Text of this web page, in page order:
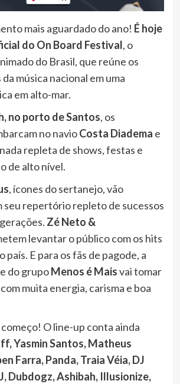
mais aguardado do ano! É hoje
do On Board Festival, o
do Brasil, que reúne os
música nacional em uma
em alto-mar.
no porto de Santos, os
no navioCosta Diadema e
repleta de shows, festas e
de alto nível.
, ícones do sertanejo, vão
seu repertório repleto de sucessos
Zé Neto &
levantar o público com os hits
país. E para os fãs de pagode, a
do grupoMenos é Maisvai tomar
muita energia, carisma e boa
começo! O line-up conta ainda
Yasmin Santos, Matheus
Farra, Panda, Traia Véia, DJ
Dubdogz, Ashibah, Illusionize,